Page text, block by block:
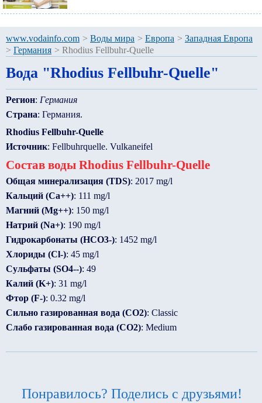
www.vodainfo.com > Воды мира > Европа > Западная Европа
> Германия > Rhodius Fellbuhr-Quelle
Вода "Rhodius Fellbuhr-Quelle"
Регион: Германия
Страна: Германия.
Rhodius Fellbuhr-Quelle
Источник: Fellbuhrquelle. Vulkaneifel
Состав воды Rhodius Fellbuhr-Quelle
Общая минерализация (TDS): 2017 mg/l
Кальций (Ca++): 111 mg/l
Магний (Mg++): 150 mg/l
Натрий (Na+): 190 mg/l
Гидрокарбонаты (HCO3-): 1452 mg/l
Хлориды (Cl-): 45 mg/l
Сульфаты (SO4--): 49
Калий (K+): 31 mg/l
Фтор (F-): 0.32 mg/l
Сильно газированная вода (CO2): Classic
Слабо газированная вода (CO2): Medium
Понравилось? Поделись с друзьями!